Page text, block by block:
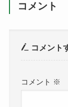
コメント
コメント
コメント ※